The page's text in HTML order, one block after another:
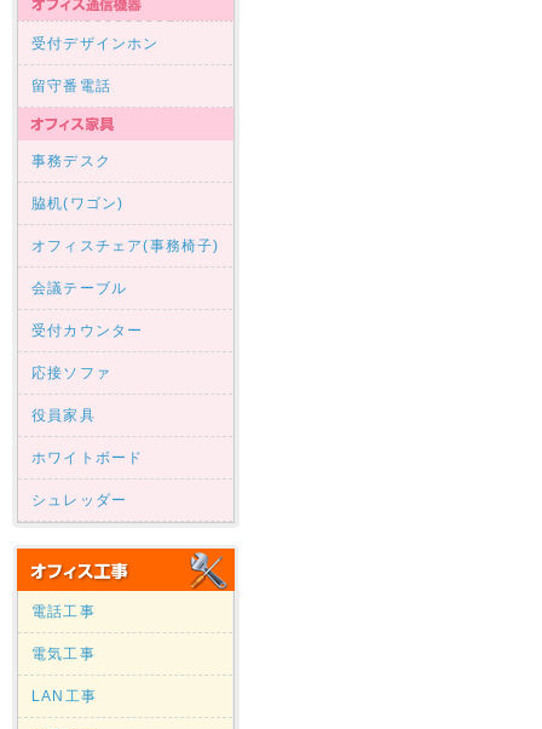
受付デザインホン
留守番電話
事務デスク
脇机(ワゴン)
オフィスチェア(事務椅子)
会議テーブル
受付カウンター
応接ソファ
役員家具
ホワイトボード
シュレッダー
電話工事
電気工事
LAN工事